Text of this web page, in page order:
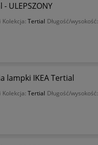
ULEPSZONY
Kolekcja: Tertial Długość/wysokość:
lampki IKEA Tertial
Kolekcja: Tertial Długość/wysokość: